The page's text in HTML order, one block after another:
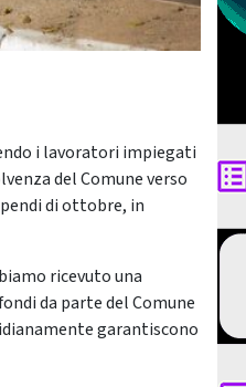
i lavoratori impiegati
del Comune verso
di ottobre, in
ricevuto una
da parte del Comune
garantiscono